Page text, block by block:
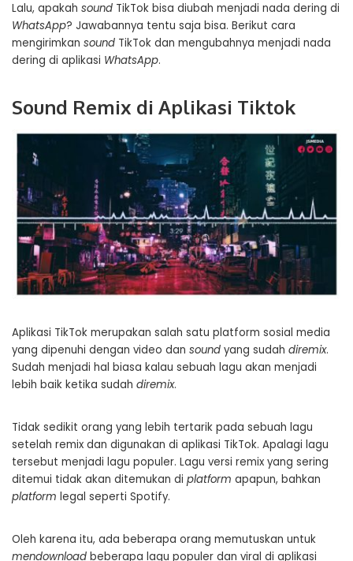
Lalu, apakah sound TikTok bisa diubah menjadi nada dering di
WhatsApp? Jawabannya tentu saja bisa. Berikut cara
mengirimkan sound TikTok dan mengubahnya menjadi nada
dering di aplikasi WhatsApp.
Sound Remix di Aplikasi Tiktok
Aplikasi TikTok merupakan salah satu platform sosial media
yang dipenuhi dengan video dan sound yang sudah diremix.
Sudah menjadi hal biasa kalau sebuah lagu akan menjadi
lebih baik ketika sudah diremix.
Tidak sedikit orang yang lebih tertarik pada sebuah lagu
setelah remix dan digunakan di aplikasi TikTok. Apalagi lagu
tersebut menjadi lagu populer. Lagu versi remix yang sering
ditemui tidak akan ditemukan di platform apapun, bahkan
platform legal seperti Spotify.
Oleh karena itu, ada beberapa orang memutuskan untuk
mendownload beberapa lagu populer dan viral di aplikasi